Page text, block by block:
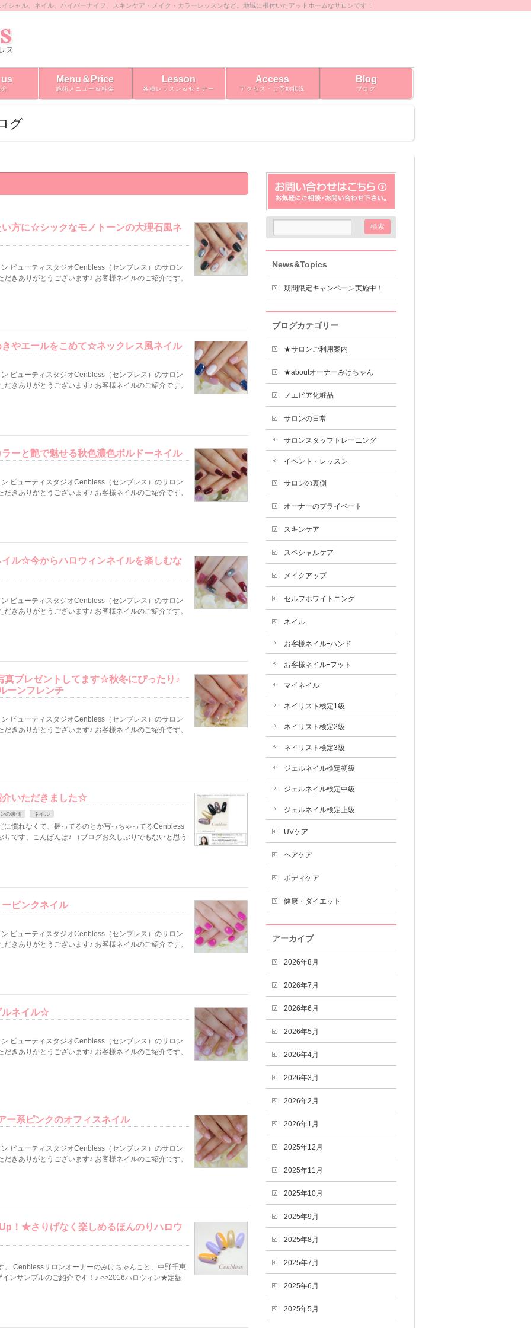
シャル、ネイル、ハイパーナイフ、スキンケア・メイク・カラーレッスンなど。地域に根付いたアットホームなサロンです！
Menu＆Price
施術メニュー＆料金
Lesson
各種レッスン＆セミナー
Access
アクセス・ご予約状況
Blog
ブログ
グ
方に☆シックなモノトーンの大理石風ネ
ビューティスタジオCenbless（センブレス）のサロン
きありがとうございます♪ お客様ネイルのご紹介です。
やエールをこめて☆ネックレス風ネイル
ビューティスタジオCenbless（センブレス）のサロン
きありがとうございます♪ お客様ネイルのご紹介です。
ーと艶で魅せる秋色濃色ボルドーネイル
ビューティスタジオCenbless（センブレス）のサロン
きありがとうございます♪ お客様ネイルのご紹介です。
ル☆今からハロウィンネイルを楽しむな
ビューティスタジオCenbless（センブレス）のサロン
きありがとうございます♪ お客様ネイルのご紹介です。
真プレゼントしてます☆秋冬にぴったり♪
ーンフレンチ
ビューティスタジオCenbless（センブレス）のサロン
きありがとうございます♪ お客様ネイルのご紹介です。
介いただきました☆
の裏側 ネイル
に慣れなくて、握ってるのとか写っちゃってるCenbless
です、こんばんは♪ （ブログお久しぶりでもないと思う
ピンクネイル
ビューティスタジオCenbless（センブレス）のサロン
きありがとうございます♪ お客様ネイルのご紹介です。
ルネイル☆
ビューティスタジオCenbless（センブレス）のサロン
きありがとうございます♪ お客様ネイルのご紹介です。
ー系ピンクのオフィスネイル
ビューティスタジオCenbless（センブレス）のサロン
きありがとうございます♪ お客様ネイルのご紹介です。
！★さりげなく楽しめるほんのりハロウ
。 Cenblessサロンオーナーのみけちゃんこと、中野千恵
ンサンプルのご紹介です！♪ >>2016ハロウィン★定額
News&Topics
期間限定キャンペーン実施中！
ブログカテゴリー
★サロンご利用案内
★aboutオーナーみけちゃん
ノエビア化粧品
サロンの日常
サロンスタッフトレーニング
イベント・レッスン
サロンの裏側
オーナーのプライベート
スキンケア
スペシャルケア
メイクアップ
セルフホワイトニング
ネイル
お客様ネイルｰハンド
お客様ネイルｰフット
マイネイル
ネイリスト検定1級
ネイリスト検定2級
ネイリスト検定3級
ジェルネイル検定初級
ジェルネイル検定中級
ジェルネイル検定上級
UVケア
ヘアケア
ボディケア
健康・ダイエット
アーカイブ
2026年8月
2026年7月
2026年6月
2026年5月
2026年4月
2026年3月
2026年2月
2026年1月
2025年12月
2025年11月
2025年10月
2025年9月
2025年8月
2025年7月
2025年6月
2025年5月